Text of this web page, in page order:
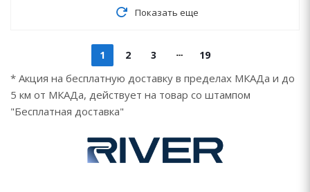
Показать еще
1 2 3 19
* Акция на бесплатную доставку в пределах МКАДа и до
5 км от МКАДа, действует на товар со штампом
"Бесплатная доставка"